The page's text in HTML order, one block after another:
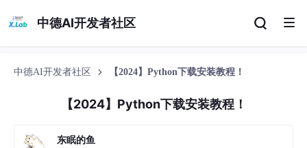
中德AI开发者社区
中德AI开发者社区 【2024】Python下载安装教程！
【2024】Python下载安装教程！
东眠的鱼